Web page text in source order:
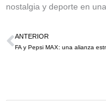
nostalgia y deporte en
Ant
ANTERIOR